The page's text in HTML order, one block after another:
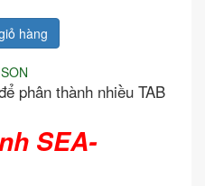
hàng
phân thành nhiều TAB
SEA-